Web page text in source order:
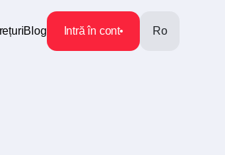
Blog Intră în cont Ro